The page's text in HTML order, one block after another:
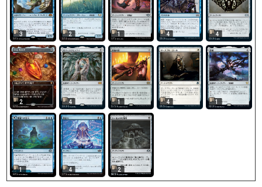
3 2 1 4 4
2 4 1 4 1
1 4 2